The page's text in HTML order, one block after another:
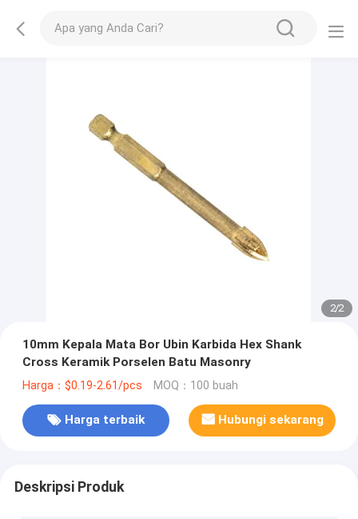
2/2
10mm Kepala Mata Bor Ubin Karbida Hex Shank
Cross Keramik Porselen Batu Masonry
Harga：$0.19-2.61/pcs MOQ：100 buah
Harga terbaik Hubungi sekarang
Deskripsi Produk